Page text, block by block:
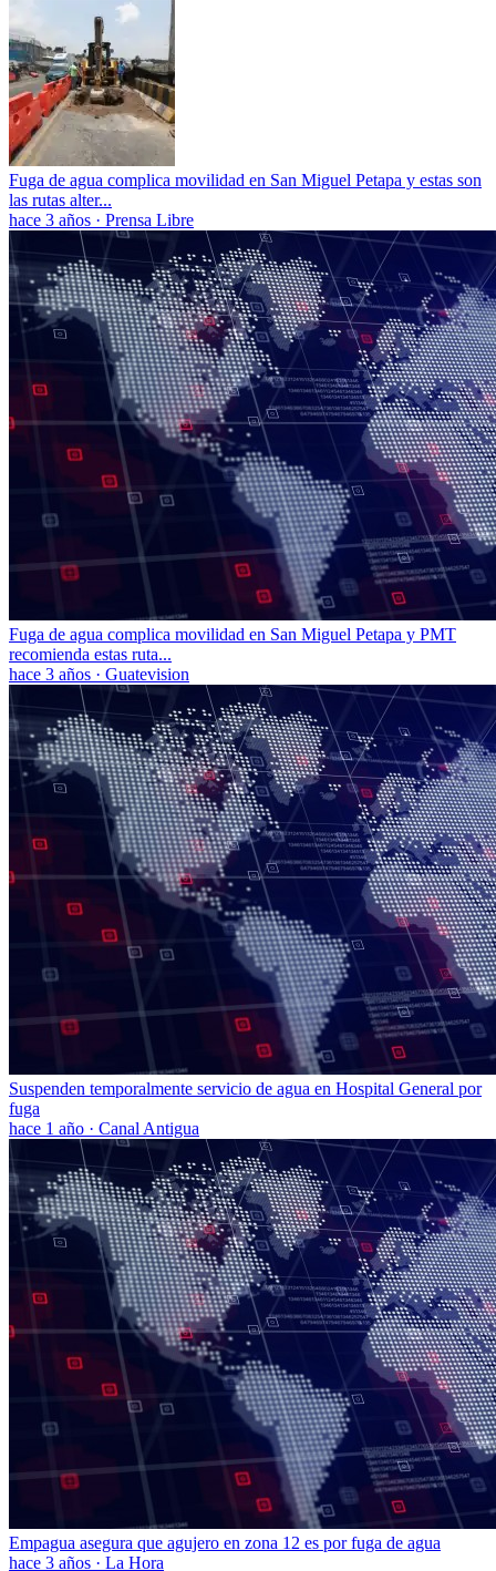
Fuga de agua complica movilidad en San Miguel Petapa y estas son
las rutas alter...
hace 3 años · Prensa Libre
Fuga de agua complica movilidad en San Miguel Petapa y PMT
recomienda estas ruta...
hace 3 años · Guatevision
Suspenden temporalmente servicio de agua en Hospital General por
fuga
hace 1 año · Canal Antigua
Empagua asegura que agujero en zona 12 es por fuga de agua
hace 3 años · La Hora